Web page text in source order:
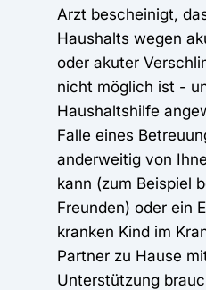
Arzt bescheinigt,
Haushalts wegen
oder akuter
nicht möglich ist -
Haushaltshilfe
Falle eines
anderweitig von
kann (zum Beispiel
Freunden) oder ein
kranken Kind im
Partner zu Hause
Unterstützung